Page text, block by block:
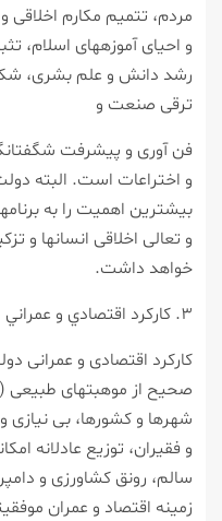
مردم، تتميم مكارم
و احياى آموزه‏هاى اسلام،
رشد دانش و علم بشرى،
ترقى صنعت و
فن آورى و پيشرفت
و اختراعات است. البته
بيشترين اهميت را به
و تعالى اخلاقى انسان‏ها و
خواهد داشت.
۳. كاركرد اقتصادي و عمراني
كاركرد اقتصادى و عمرانى
صحيح از موهبت‏هاى طبيعى
شهرها و كشورها، بى نيازى
و فقيران، توزيع عادلانه
سالم، رونق كشاورزى و
زمينه اقتصاد و عمران